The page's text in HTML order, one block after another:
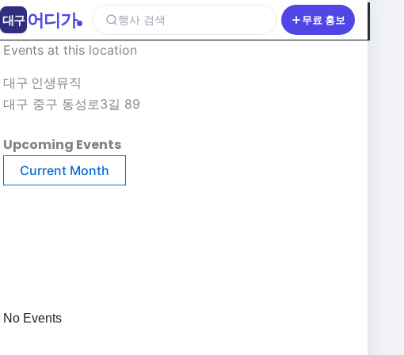
Events at this location
대구 인생뮤직
대구 중구 동성로3길 89
Upcoming Events
Current Month
No Events
대구 어디가 행사 검색 무료 홍보